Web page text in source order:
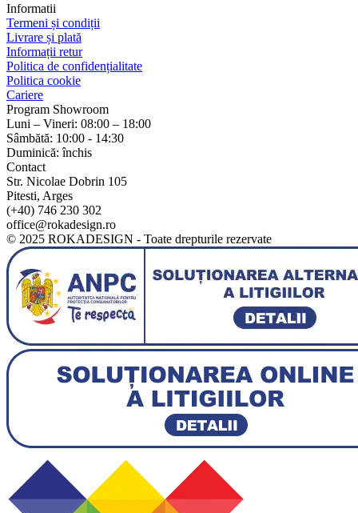
Informatii
Termeni și condiții
Livrare și plată
Informații retur
Politica de confidențialitate
Politica cookie
Cariere
Program Showroom
Luni – Vineri: 08:00 – 18:00
Sâmbătă: 10:00 - 14:30
Duminică: închis
Contact
Str. Nicolae Dobrin 105
Pitesti, Arges
(+40) 746 230 302
office@rokadesign.ro
© 2025 ROKADESIGN - Toate drepturile rezervate